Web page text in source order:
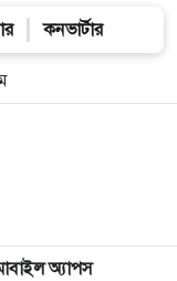
কনভার্টার
অ্যাপস